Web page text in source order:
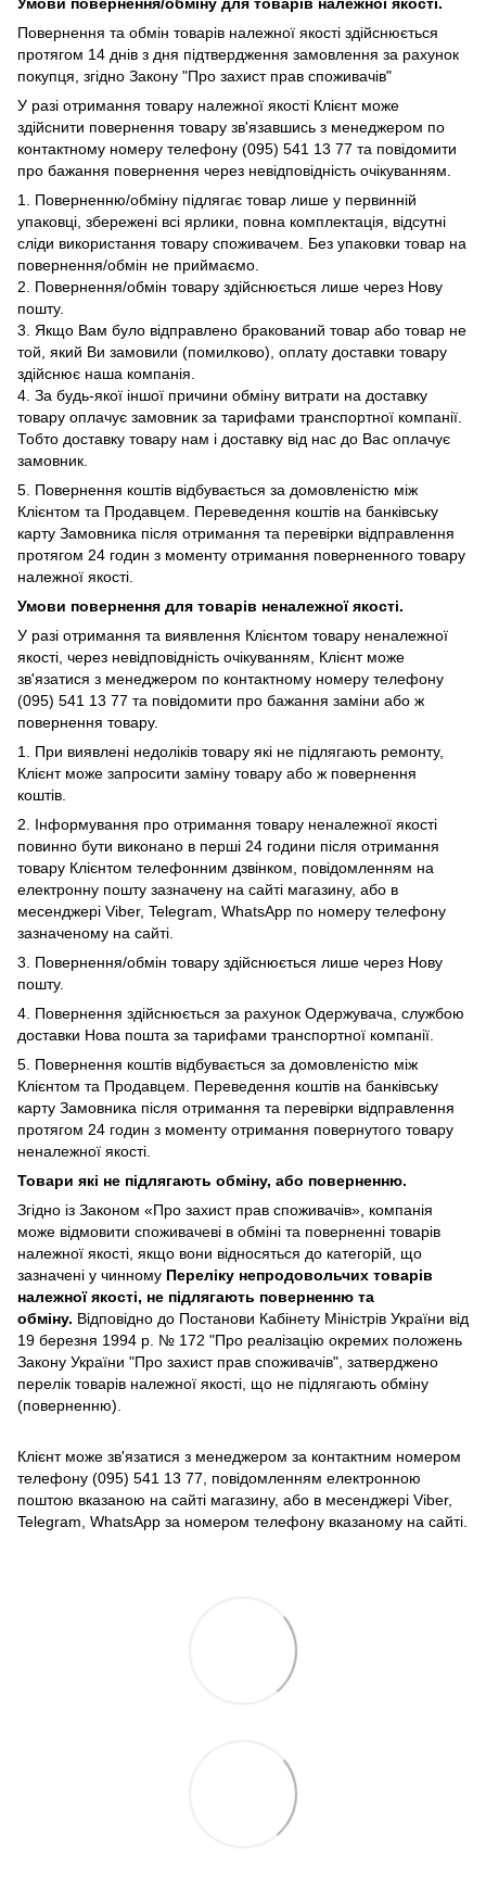
Повернення та обмін товарів належної якості здійснюється
протягом 14 днів з дня підтвердження замовлення за рахунок
покупця, згідно Закону "Про захист прав споживачів"
У разі отримання товару належної якості Клієнт може
здійснити повернення товару зв'язавшись з менеджером по
контактному номеру телефону (095) 541 13 77 та повідомити
про бажання повернення через невідповідність очікуванням.
1. Поверненню/обміну підлягає товар лише у первинній
упаковці, збережені всі ярлики, повна комплектація, відсутні
сліди використання товару споживачем. Без упаковки товар на
повернення/обмін не приймаємо.
2. Повернення/обмін товару здійснюється лише через Нову
пошту.
3. Якщо Вам було відправлено бракований товар або товар не
той, який Ви замовили (помилково), оплату доставки товару
здійснює наша компанія.
4. За будь-якої іншої причини обміну витрати на доставку
товару оплачує замовник за тарифами транспортної компанії.
Тобто доставку товару нам і доставку від нас до Вас оплачує
замовник.
5. Повернення коштів відбувається за домовленістю між
Клієнтом та Продавцем. Переведення коштів на банківську
карту Замовника після отримання та перевірки відправлення
протягом 24 годин з моменту отримання поверненного товару
належної якості.
Умови повернення для товарів неналежної якості.
У разі отримання та виявлення Клієнтом товару неналежної
якості, через невідповідність очікуванням, Клієнт може
зв'язатися з менеджером по контактному номеру телефону
(095) 541 13 77 та повідомити про бажання заміни або ж
повернення товару.
1.
При виявлені недоліків товару які не підлягають ремонту,
Клієнт може запросити заміну товару або ж повернення
коштів.
2. Інформування про отримання товару неналежної якості
повинно бути виконано в перші 24 години після отримання
товару Клієнтом телефонним дзвінком, повідомленням на
електронну пошту зазначену на сайті магазину, або в
месенджері Viber, Telegram, WhatsApp по номеру телефону
зазначеному на сайті.
3. Повернення/обмін товару здійснюється лише через Нову
пошту.
4. Повернення здійснюється за рахунок Одержувача, службою
доставки Нова пошта за тарифами транспортної компанії.
5. Повернення коштів відбувається за домовленістю між
Клієнтом та Продавцем. Переведення коштів на банківську
карту Замовника після отримання та перевірки відправлення
протягом 24 годин з моменту отримання повернутого товару
неналежної якості.
Товари які не підлягають обміну, або поверненню.
Згідно із Законом «Про захист прав споживачів» , компанія
може відмовити споживачеві в обміні та поверненні товарів
належної якості, якщо вони відносяться до категорій, що
зазначені у чинному Переліку непродовольчих товарів
належної якості, не підлягають поверненню та
обміну. Відповідно до Постанови Кабінету Міністрів України від
19 березня 1994 р. № 172 "Про реалізацію окремих положень
Закону України "Про захист прав споживачів", затверджено
перелік товарів належної якості, що не підлягають обміну
(поверненню).
Клієнт може зв'язатися з менеджером за контактним номером
телефону (095) 541 13 77, повідомленням електронною
поштою вказаною на сайті магазину, або в месенджері Viber,
Telegram, WhatsApp за номером телефону вказаному на сайті.